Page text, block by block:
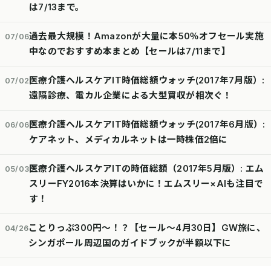
は7/13まで。
07/06過去最大規模！Amazonが大量に本50％オフセール実施
中なのでおすすめ本まとめ【セールは7/11まで】
07/02医療介護ヘルスケアIT時価総額ウォッチ(2017年7月版）:
遠隔診療、電カル企業による大型買収が相次ぐ！
06/06医療介護ヘルスケアIT時価総額ウォッチ(2017年6月版）:
ケアネット、メディカルネットは一時株価2倍に
05/03医療介護ヘルスケアITの時価総額（2017年5月版）: エム
スリーFY2016本決算はいかに！エムスリー×AIも注目で
す！
04/26ことりっぷ300円～！？【セール～4月30日】GW旅に、
シンガポール周辺国のガイドブックが半額以下に